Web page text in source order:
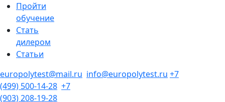
Пройти
обучение
Стать
дилером
Статьи
europolytest@mail.ru info@europolytest.ru +7
(499) 500-14-28 +7
(903) 208-19-28